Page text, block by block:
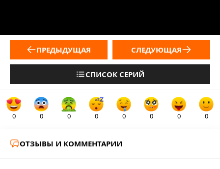
ПРЕДЫДУЩАЯ
СПИСОК СЕРИЙ
СЛЕДУЮЩАЯ
0 0 0 0 0 0 0 0
ОТЗЫВЫ И КОММЕНТАРИИ